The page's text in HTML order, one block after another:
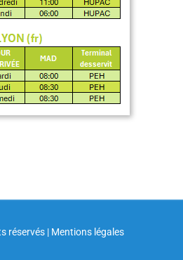
réservés | Mentions légales